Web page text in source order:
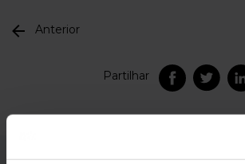
Anterior
Partilhar